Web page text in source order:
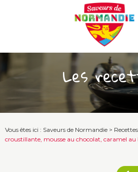
Les
Vous êtes ici : Saveurs de Normandie > Recettes
croustillante, mousse au chocolat, caramel au
Panneau de gestion des cookies